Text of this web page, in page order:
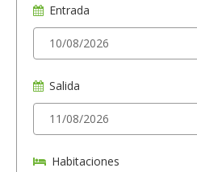
Entrada
Salida
Habitaciones